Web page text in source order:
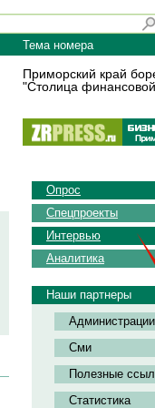
Тема номера
Приморский край
"Столица
Опрос
Спецпроекты
Интервью
Аналитика
Наши партнеры
Администрации
Сми
Полезные
Статистика